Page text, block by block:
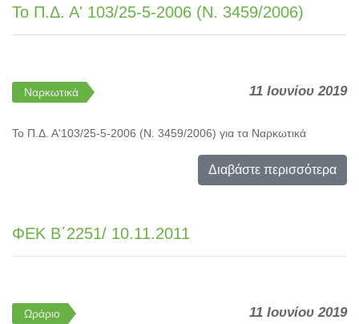
Το Π.Δ. Α' 103/25-5-2006 (N. 3459/2006)
Ναρκωτικά 11 Ιουνίου 2019
Το Π.Δ. Α'103/25-5-2006 (N. 3459/2006) για τα Ναρκωτικά
Διαβάστε περισσότερα
ΦΕΚ Β΄2251/ 10.11.2011
Ωράριο 11 Ιουνίου 2019